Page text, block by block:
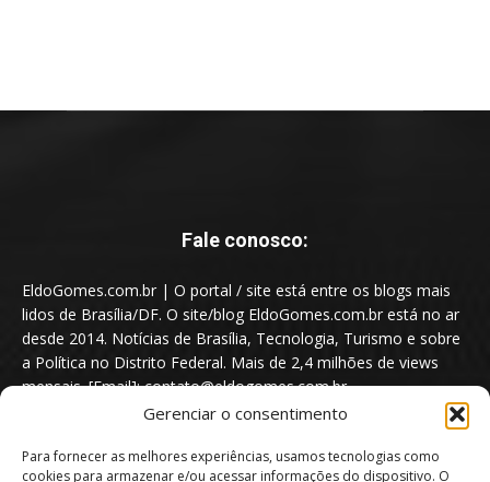
Gerenciar o consentimento
Para fornecer as melhores experiências, usamos tecnologias como
cookies para armazenar e/ou acessar informações do dispositivo. O
Fale conosco:
EldoGomes.com.br | O portal / site está entre os blogs mais
lidos de Brasília/DF. O site/blog EldoGomes.com.br está no ar
desde 2014. Notícias de Brasília, Tecnologia, Turismo e sobre
a Política no Distrito Federal. Mais de 2,4 milhões de views
mensais. [Email]: contato@eldogomes.com.br